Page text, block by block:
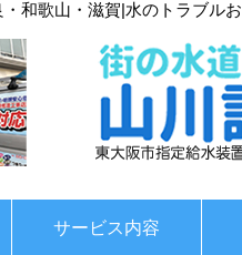
和歌山・滋賀|水のトラブル
サービス内容